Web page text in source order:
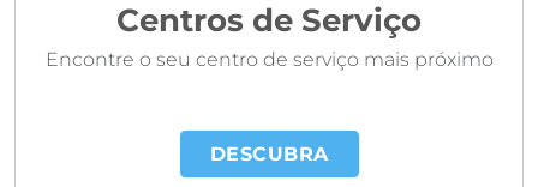
Centros de Serviço
Encontre o seu centro de serviço mais próximo
DESCUBRA